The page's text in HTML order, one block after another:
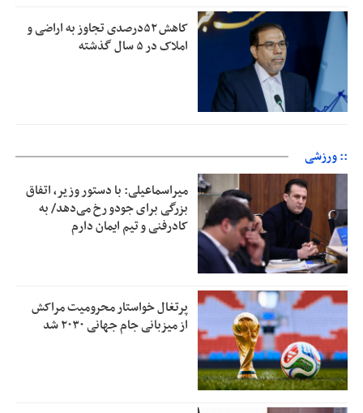
کاهش ۵۲درصدی تجاوز به اراضی و
املاک در ۵ سال گذشته
:: ورزشی
میراسماعیلی: با دستور وزیر، اتفاق
بزرگی برای جودو رخ می‌دهد/ به
کادرفنی و تیم ایمان دارم
پرتغال خواستار محرومیت مراکش
از میزبانی جام جهانی ۲۰۳۰ شد